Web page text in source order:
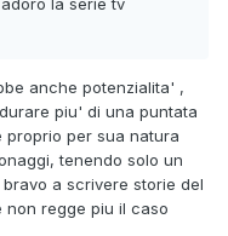
la serie tv
anche potenzialita' ,
piu' di una puntata
proprio per sua natura
tenendo solo un
a scrivere storie del
regge piu il caso